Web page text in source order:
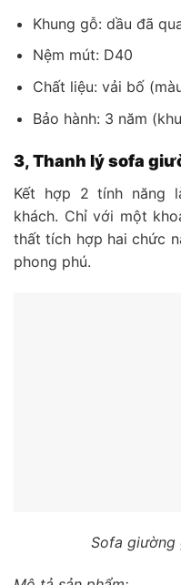
Khung gỗ: dầu đã
Nệm mút: D40
Chất liệu: vải bố
Bảo hành: 3 năm
3, Thanh lý sofa
Kết hợp 2 tính năng
khách. Chỉ với một
thất tích hợp hai chức
phong phú.
Sofa giường